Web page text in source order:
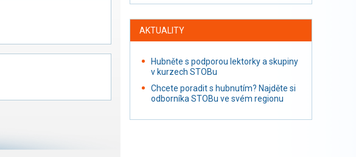
AKTUALITY
Hubněte s podporou lektorky a skupiny
v kurzech STOBu
Chcete poradit s hubnutím? Najděte si
odborníka STOBu ve svém regionu